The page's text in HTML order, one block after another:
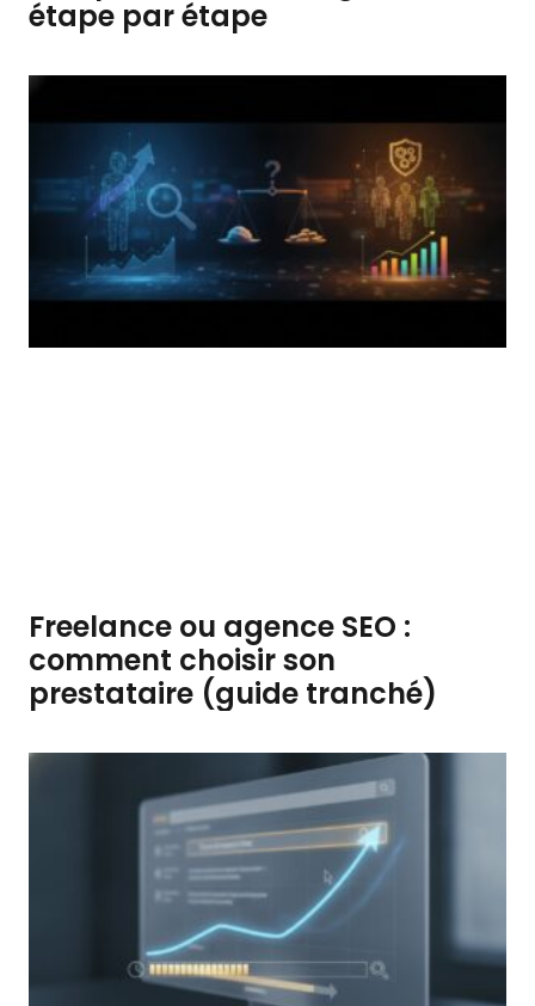
étape par étape
Freelance ou agence SEO :
comment choisir son
prestataire (guide tranché)